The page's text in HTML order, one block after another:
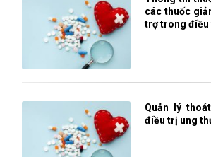
các thuốc
trợ trong
Quản lý
điều trị ung